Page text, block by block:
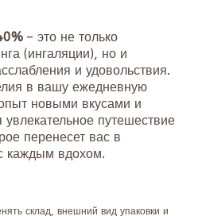
– это не только
(ингаляции), но и
и удовольствия.
в вашу ежедневную
новыми вкусами и
путешествие
перенесет вас в
каждым вдохом.
склад, внешний вид упаковки и